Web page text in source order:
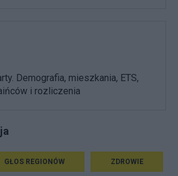
Demografia, mieszkania, ETS,
i rozliczenia
GŁOS REGIONÓW ZDROWIE